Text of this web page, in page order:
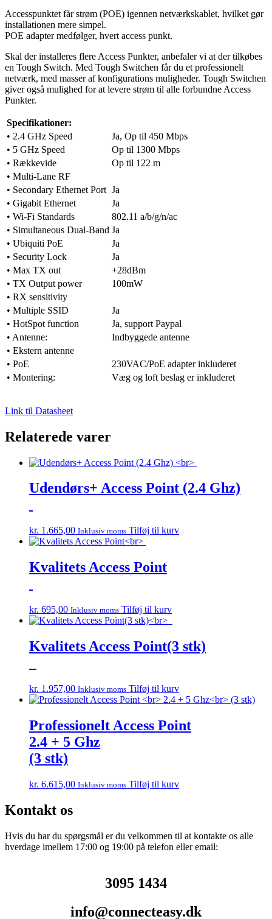
Accesspunktet får strøm (POE) igennen netværkskablet, hvilket gør
installationen mere simpel.
POE adapter medfølger, hvert access punkt.
Skal der installeres flere Access Punkter, anbefaler vi at der tilkøbes
en Tough Switch. Med Tough Switchen får du et professionelt
netværk, med masser af konfigurations muligheder. Tough Switchen
giver også mulighed for at levere strøm til alle forbundne Access
Punkter.
Specifikationer:
• 2.4 GHz Speed
Ja, Op til 450 Mbps
• 5 GHz Speed
Op til 1300 Mbps
• Rækkevide
Op til 122 m
• Multi-Lane RF
• Secondary Ethernet Port Ja
• Gigabit Ethernet
Ja
• Wi-Fi Standards
802.11 a/b/g/n/ac
• Simultaneous Dual-Band Ja
• Ubiquiti PoE
Ja
• Security Lock
Ja
• Max TX out
+28dBm
• TX Output power
100mW
• RX sensitivity
• Multiple SSID
Ja
• HotSpot function
Ja, support Paypal
• Antenne:
Indbyggede antenne
• Ekstern antenne
• PoE
230VAC/PoE adapter inkluderet
• Montering:
Væg og loft beslag er inkluderet
Link til Datasheet
Relaterede varer
Udendørs+ Access Point (2.4 Ghz)
kr. 1.665,00 Inklusiv moms Tilføj til kurv
Kvalitets Access Point
kr. 695,00 Inklusiv moms Tilføj til kurv
Kvalitets Access Point(3 stk)
kr. 1.957,00 Inklusiv moms Tilføj til kurv
Professionelt Access Point
2.4 + 5 Ghz
(3 stk)
kr. 6.615,00 Inklusiv moms Tilføj til kurv
Kontakt os
Hvis du har du spørgsmål er du velkommen til at kontakte os alle
hverdage imellem 17:00 og 19:00 på telefon eller email:
3095 1434
info@connecteasy.dk